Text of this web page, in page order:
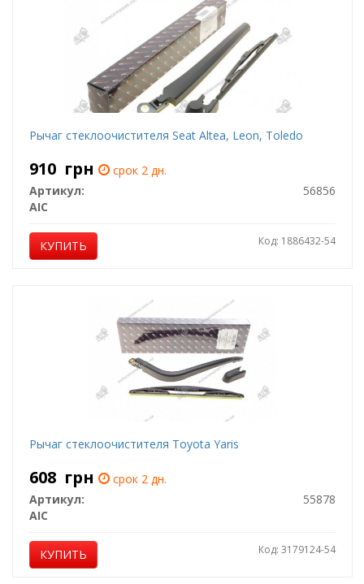
Рычаг стеклоочистителя Seat Altea, Leon, Toledo
910 грн
срок 2 дн.
Артикул:
56856
AIC
КУПИТЬ Код: 1886432-54
Рычаг стеклоочистителя Toyota Yaris
608 грн
срок 2 дн.
Артикул:
55878
AIC
КУПИТЬ Код: 3179124-54